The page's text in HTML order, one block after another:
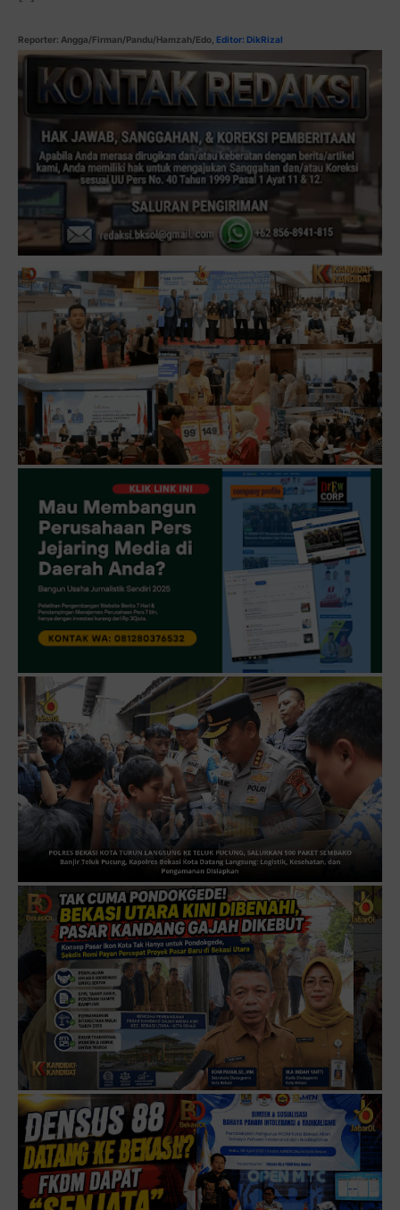
Reporter: Angga/Firman/Pandu/Hamzah/Edo, Editor: DikRizal